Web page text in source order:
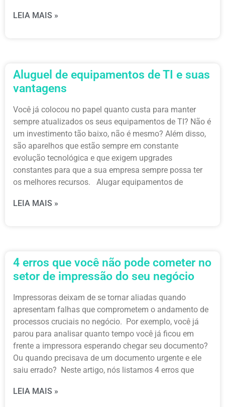
LEIA MAIS »
Aluguel de equipamentos de TI e suas
vantagens
Você já colocou no papel quanto custa para manter
sempre atualizados os seus equipamentos de TI? Não é
um investimento tão baixo, não é mesmo? Além disso,
são aparelhos que estão sempre em constante
evolução tecnológica e que exigem upgrades
constantes para que a sua empresa sempre possa ter
os melhores recursos. Alugar equipamentos de
LEIA MAIS »
4 erros que você não pode cometer no
setor de impressão do seu negócio
Impressoras deixam de se tornar aliadas quando
apresentam falhas que comprometem o andamento de
processos cruciais no negócio. Por exemplo, você já
parou para analisar quanto tempo você já ficou em
frente a impressora esperando chegar seu documento?
Ou quando precisava de um documento urgente e ele
saiu errado? Neste artigo, nós listamos 4 erros que
LEIA MAIS »